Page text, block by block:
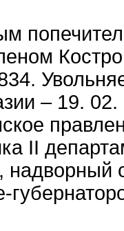
– 19.
II
надворный